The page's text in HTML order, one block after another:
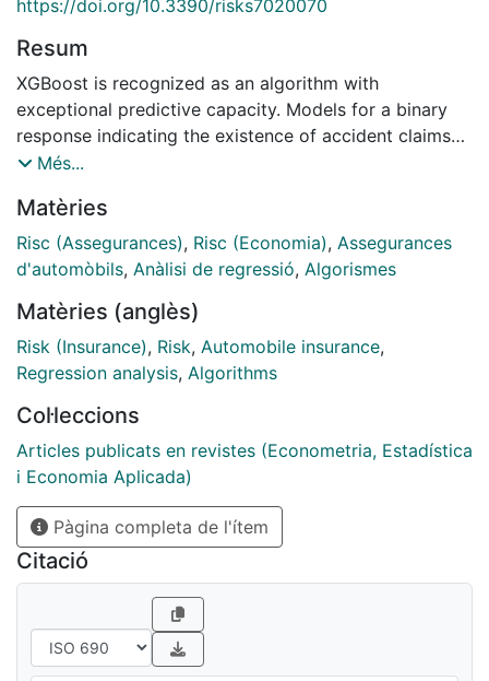
https://doi.org/10.3390/risks7020070
Resum
XGBoost is recognized as an algorithm with
exceptional predictive capacity. Models for a binary
response indicating the existence of accident claims
versus no claims can be used to identify the
the relative performances of logistic regression and
XGBoost approaches for predicting the existence of
accident claims using telematics data. The dataset
about the individuals' driving patterns¿including total
annual distance driven and percentage of total
distance driven in urban areas. Our findings showed
interpretability and good predictive capacity. XGBoost
requires numerous model-tuning procedures to match
the predictive performance of the logistic regression
model and greater effort as regards to interpretation.
Més...
Matèries
Risc (Assegurances), Risc (Economia), Assegurances
d'automòbils, Anàlisi de regressió, Algorismes
Matèries (anglès)
Risk (Insurance), Risk, Automobile insurance,
Regression analysis, Algorithms
Col·leccions
Articles publicats en revistes (Econometria, Estadística
i Economia Aplicada)
Pàgina completa de l'ítem
Citació